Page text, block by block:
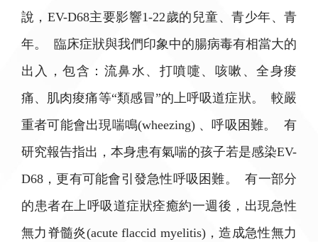
說，EV-D68主要影響1-22歲的兒童、青少年、青
年。 臨床症狀與我們印象中的腸病毒有相當大的
出入，包含：流鼻水、打噴嚏、咳嗽、全身痠
痛、肌肉痠痛等“類感冒”的上呼吸道症狀。 較嚴
重者可能會出現喘鳴(wheezing) 、呼吸困難。 有
研究報告指出，本身患有氣喘的孩子若是感染EV-
D68，更有可能會引發急性呼吸困難。 有一部分
的患者在上呼吸道症狀痊癒約一週後，出現急性
無力脊髓炎(acute flaccid myelitis)，造成急性無力